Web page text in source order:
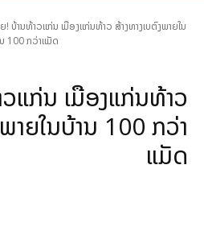
! ບ້ານທ້າວແກ່ນ ເມືອງແກ່ນທ້າວ ສ້າງທາງເບຕົງພາຍໃນ
100 ກວ່າແມັດ
ແກ່ນ ເມືອງແກ່ນທ້າວ
າຍໃນບ້ານ 100 ກວ່າ
ແມັດ